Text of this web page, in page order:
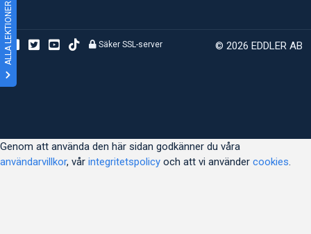
ALLA LEKTIONER © 2026 EDDLER AB
Säker SSL-server
Genom att använda den här sidan godkänner du våra
användarvillkor, vår integritetspolicy och att vi använder cookies.